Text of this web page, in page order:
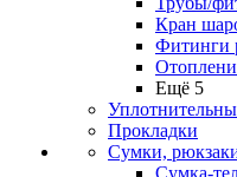
Кран
Фитинги
Ещё 5
Прокладки
Сумки,
Сумка-